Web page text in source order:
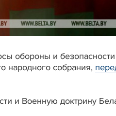
обороны и безопасности
народного собрания,
и Военную доктрину